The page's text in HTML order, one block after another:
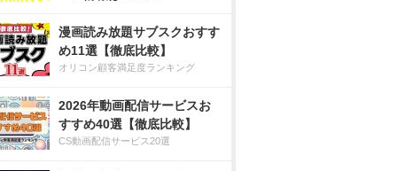
漫画読み放題サブスクおすす
め11選【徹底比較】
オリコン顧客満足度ランキング
2026年動画配信サービスお
すすめ40選【徹底比較】
CS動画配信サービス20選